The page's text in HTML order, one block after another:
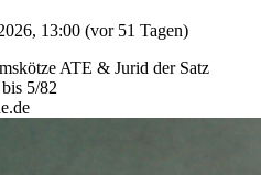
13:00 (vor 51 Tagen)
ATE & Jurid der Satz
5/82